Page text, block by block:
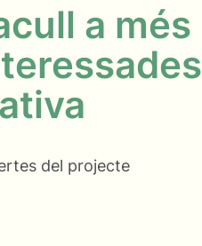
a més
del projecte